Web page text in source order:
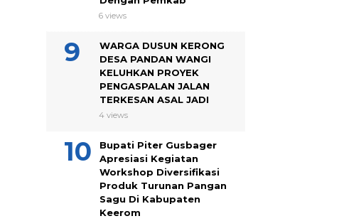
6 views
WARGA DUSUN KERONG
DESA PANDAN WANGI
KELUHKAN PROYEK
PENGASPALAN JALAN
TERKESAN ASAL JADI
4 views
Bupati Piter Gusbager
Apresiasi Kegiatan
Workshop Diversifikasi
Produk Turunan Pangan
Sagu Di Kabupaten
Keerom